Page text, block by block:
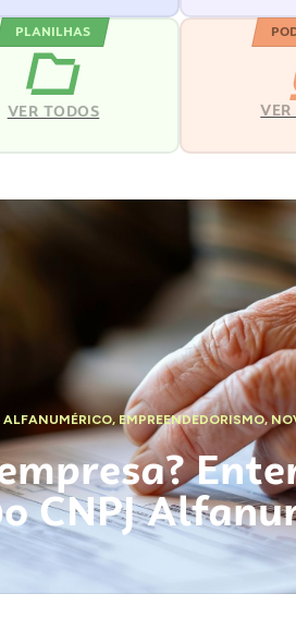
PLANILHAS
VER TODOS VER
ALFANUMÉRICO, EMPREENDEDORISMO,
CNPJ